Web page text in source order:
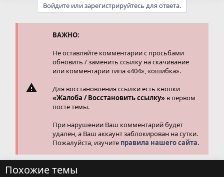
Войдите или зарегистрируйтесь для ответа.
ВАЖНО:
Не оставляйте комментарии с просьбами
обновить / заменить ссылку на скачивание
или комментарии типа «404», «ошибка».
Для восстановления ссылки есть кнопки
«Жалоба / Восстановить ссылку» в первом
посте темы.
При нарушении Ваш комментарий будет
удален, а Ваш аккаунт заблокирован на сутки.
Пожалуйста, изучите правила нашего сайта.
Похожие темы